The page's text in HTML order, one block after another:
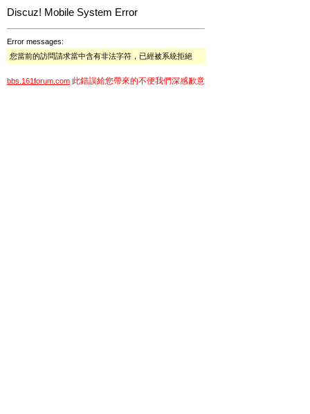
Discuz! Mobile System Error
Error messages:
您當前的訪問請求當中含有非法字符，已經被系統拒絕
bbs.161forum.com 此錯誤給您帶來的不便我們深感歉意